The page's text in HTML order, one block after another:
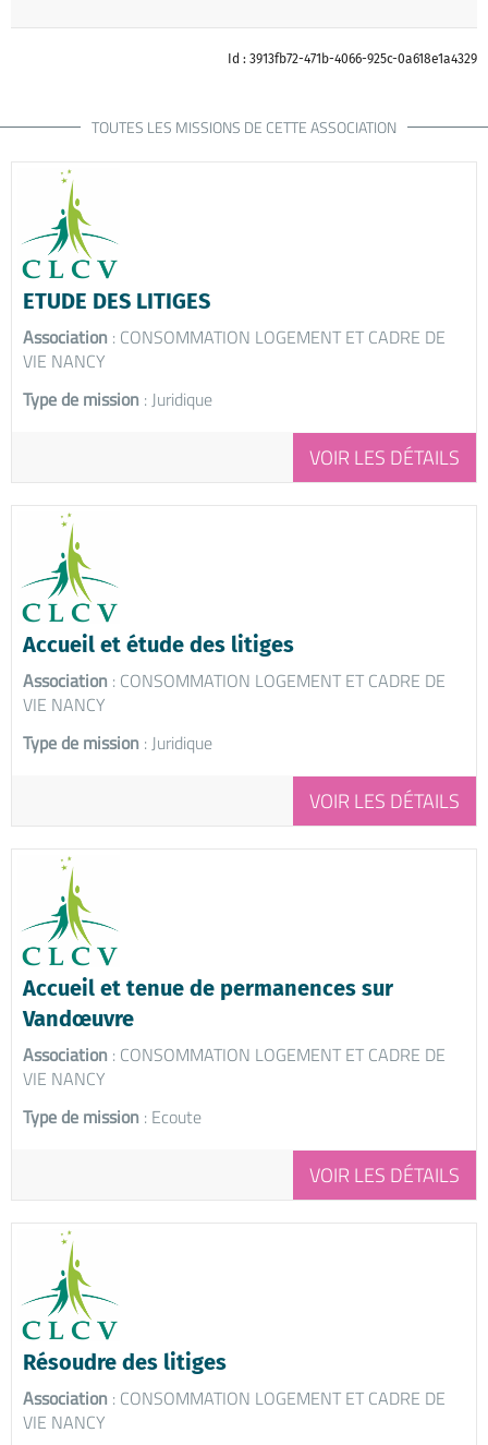
Id : 3913fb72-471b-4066-925c-0a618e1a4329
TOUTES LES MISSIONS DE CETTE ASSOCIATION
ETUDE DES LITIGES
Association : CONSOMMATION LOGEMENT ET CADRE DE
VIE NANCY
Type de mission : Juridique
VOIR LES DÉTAILS
Accueil et étude des litiges
Association : CONSOMMATION LOGEMENT ET CADRE DE
VIE NANCY
Type de mission : Juridique
VOIR LES DÉTAILS
Accueil et tenue de permanences sur
Vandœuvre
Association : CONSOMMATION LOGEMENT ET CADRE DE
VIE NANCY
Type de mission : Ecoute
VOIR LES DÉTAILS
Résoudre des litiges
Association : CONSOMMATION LOGEMENT ET CADRE DE
VIE NANCY